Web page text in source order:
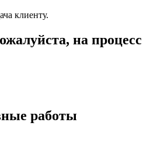
клиенту.
на процесс
работы